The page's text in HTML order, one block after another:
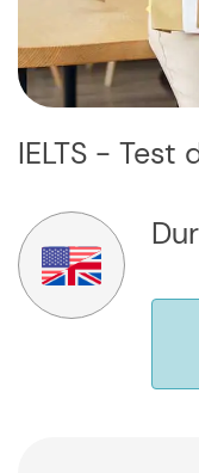
IELTS -